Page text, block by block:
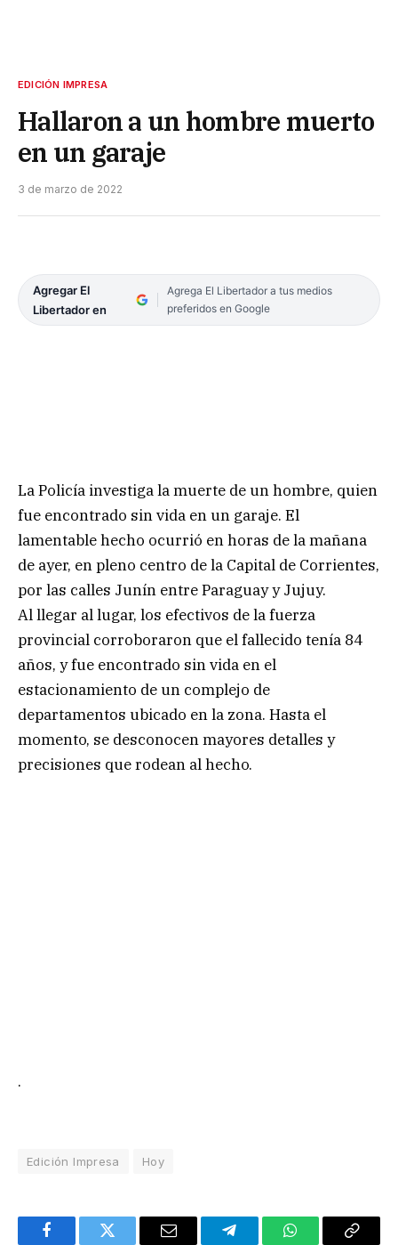
EDICIÓN IMPRESA
Hallaron a un hombre muerto
en un garaje
3 de marzo de 2022
Agregar El
Libertador en
Agrega El Libertador a tus medios
preferidos en Google
La Policía investiga la muerte de un hombre, quien
fue encontrado sin vida en un garaje. El
lamentable hecho ocurrió en horas de la mañana
de ayer, en pleno centro de la Capital de Corrientes,
por las calles Junín entre Paraguay y Jujuy.
Al llegar al lugar, los efectivos de la fuerza
provincial corroboraron que el fallecido tenía 84
años, y fue encontrado sin vida en el
estacionamiento de un complejo de
departamentos ubicado en la zona. Hasta el
momento, se desconocen mayores detalles y
precisiones que rodean al hecho.
.
Edición Impresa Hoy